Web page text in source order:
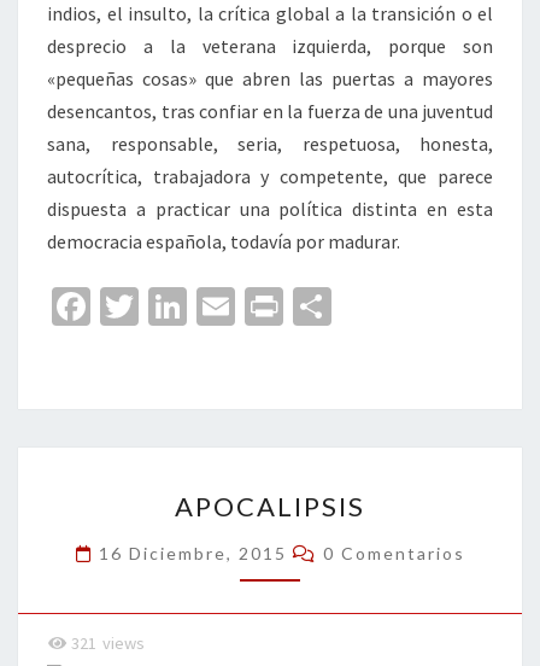
indios, el insulto, la crítica global a la transición o el
desprecio a la veterana izquierda, porque son
«pequeñas cosas» que abren las puertas a mayores
desencantos, tras confiar en la fuerza de una juventud
sana, responsable, seria, respetuosa, honesta,
autocrítica, trabajadora y competente, que parece
dispuesta a practicar una política distinta en esta
democracia española, todavía por madurar.
Fa
o
o
T
er
Li
dI
n
E
l
Pr
p
ar
tir
APOCALIPSIS
16 Diciembre, 2015 Comentarios
0 Comentarios
321 views